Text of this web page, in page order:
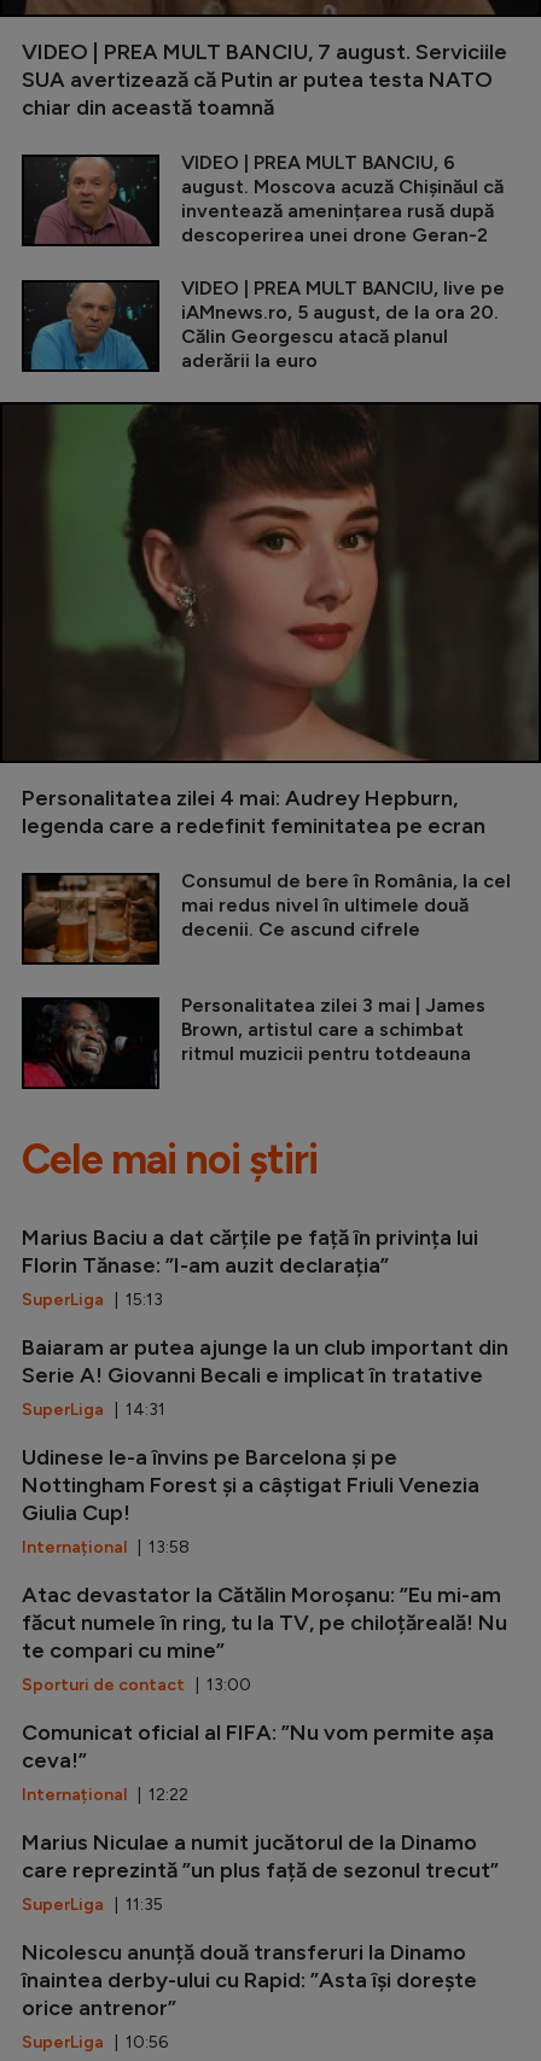
VIDEO | PREA MULT BANCIU, 7 august. Serviciile
SUA avertizează că Putin ar putea testa NATO
chiar din această toamnă
VIDEO | PREA MULT BANCIU, 6
august. Moscova acuză Chișinăul că
inventează amenințarea rusă după
descoperirea unei drone Geran-2
VIDEO | PREA MULT BANCIU, live pe
iAMnews.ro, 5 august, de la ora 20.
Călin Georgescu atacă planul
aderării la euro
Personalitatea zilei 4 mai: Audrey Hepburn,
legenda care a redefinit feminitatea pe ecran
Consumul de bere în România, la cel
mai redus nivel în ultimele două
decenii. Ce ascund cifrele
Personalitatea zilei 3 mai | James
Brown, artistul care a schimbat
ritmul muzicii pentru totdeauna
Cele mai noi știri
Marius Baciu a dat cărțile pe față în privința lui
Florin Tănase: ”I-am auzit declarația”
SuperLiga | 15:13
Baiaram ar putea ajunge la un club important din
Serie A! Giovanni Becali e implicat în tratative
SuperLiga | 14:31
Udinese le-a învins pe Barcelona și pe
Nottingham Forest și a câștigat Friuli Venezia
Giulia Cup!
Internațional | 13:58
Atac devastator la Cătălin Moroșanu: ”Eu mi-am
făcut numele în ring, tu la TV, pe chiloțăreală! Nu
te compari cu mine”
Sporturi de contact | 13:00
Comunicat oficial al FIFA: ”Nu vom permite așa
ceva!”
Internațional | 12:22
Marius Niculae a numit jucătorul de la Dinamo
care reprezintă ”un plus față de sezonul trecut”
SuperLiga | 11:35
Nicolescu anunță două transferuri la Dinamo
înaintea derby-ului cu Rapid: ”Asta își dorește
orice antrenor”
SuperLiga | 10:56